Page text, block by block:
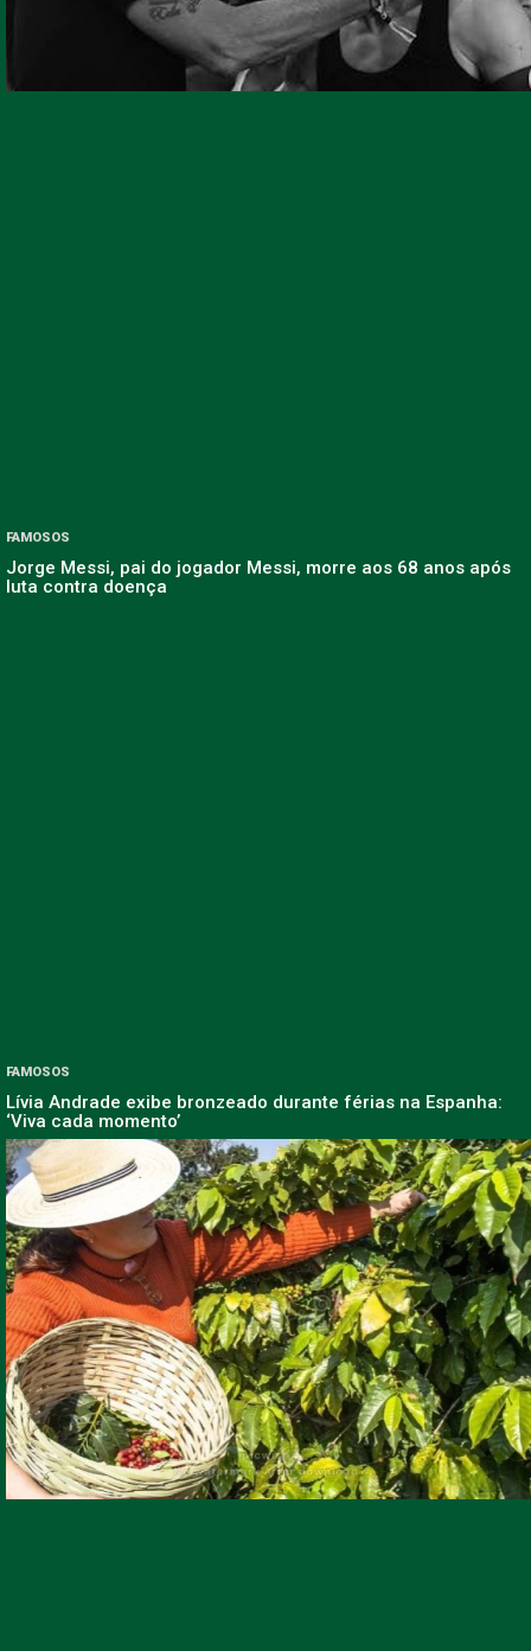
FAMOSOS
Jorge Messi, pai do jogador Messi, morre aos 68 anos após
luta contra doença
FAMOSOS
Lívia Andrade exibe bronzeado durante férias na Espanha:
‘Viva cada momento’